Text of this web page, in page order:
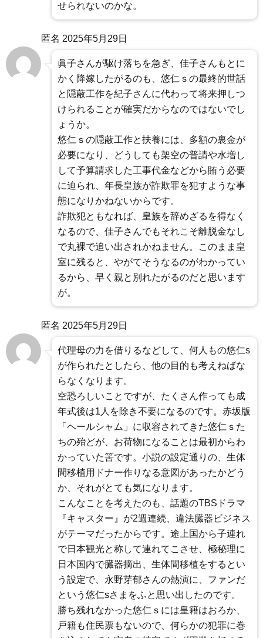
せられないのかな。
匿名 2025年5月29日
眞子さんが駆け落ちを急ぎ、佳子さんもとに
かく降嫁したがるのも、悠仁ｓの最終的世話
と隠蔽工作を紀子さんに代わって将来押しつ
けられることが確実だからなのではないでし
ょうか。
悠仁ｓの隠蔽工作と扶養には、多額の裏金が
必要になり、どうしても架空の普請や水増し
して予算請求した工事代金などから賄う必要
に迫られ、年長皇族が詐欺罪を犯すような事
態になりかねないからです。
詐欺犯ともなれば、皇族を辞めざるを得なく
なるので、佳子さんでもそれこそ離脱金なし
で丸裸で追い出されかねません。このまま皇
室に残ると、やがてそうなるのがわかってい
るから、早く親と別れたがるのだと思います
が。
匿名 2025年5月29日
代理母の力を借りるなどして、何人もの悠仁s
が作られたとしたら、他の目的も考えねばな
らなくなります。
空恐ろしいことですが、たくさん作っても成
年式後は1人を除き不要になるのです。赤坂版
「ヘールシャム」に収容されてきた悠仁ｓた
ちの殆どが、お荷物になることは最初からわ
かっていた筈です。小説の設定通りの、生体
間移植用ドナー作りなる意図があったかどう
か、それがとても気になります。
こんなことを考えたのも、話題のTBSドラマ
『キャスター』が2週連続、違法臓器ビジネス
がテーマだったからです。途上国から子連れ
で日本観光と称して連れてこさせ、極秘理に
日本国内で臓器摘出、生体間移植をするとい
う設定で、永野芽郁さんの熱演に、ファンだ
という悠仁sさまをふと思い出したのです。
勝ち残れなかった悠仁ｓには皇籍はおろか、
戸籍も住民票もないので、何らかの犯罪に巻